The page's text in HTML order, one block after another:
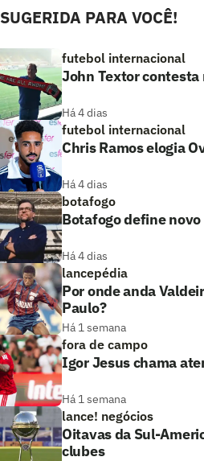
SUGERIDA PARA VOCÊ!
futebol internacional
John Textor contesta
Há 4 dias
futebol internacional
Chris Ramos elogia
Há 4 dias
botafogo
Botafogo define
Há 4 dias
lancepédia
Por onde anda
Paulo?
Há 1 semana
fora de campo
Igor Jesus chama
Há 1 semana
lance! negócios
Oitavas da Sul-
clubes